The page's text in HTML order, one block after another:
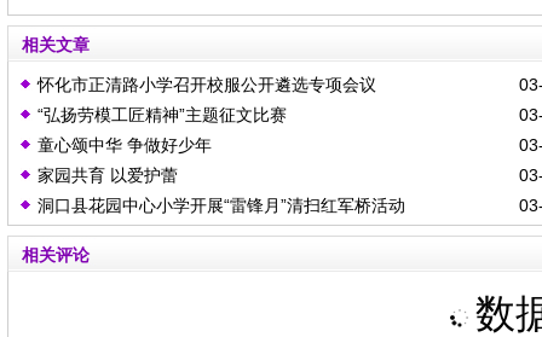
相关文章
怀化市正清路小学召开校服公开遴选专项会议
“弘扬劳模工匠精神”主题征文比赛
童心颂中华 争做好少年
家园共育 以爱护蕾
洞口县花园中心小学开展“雷锋月”清扫红军桥活动
相关评论
数